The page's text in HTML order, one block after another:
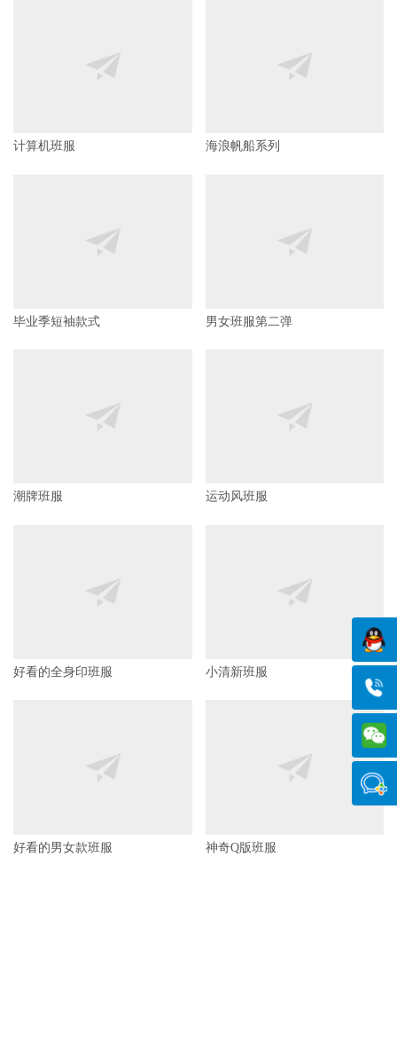
计算机班服 海浪帆船系列
毕业季短袖款式 男女班服第二弹
潮牌班服 运动风班服
好看的全身印班服 小清新班服
好看的男女款班服 神奇Q版班服